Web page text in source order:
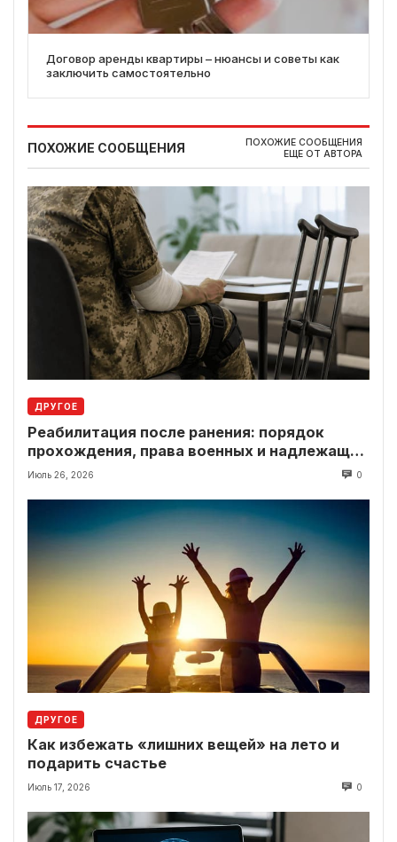
Договор аренды квартиры – нюансы и советы как
заключить самостоятельно
ПОХОЖИЕ СООБЩЕНИЯ
ПОХОЖИЕ СООБЩЕНИЯ
ЕЩЕ ОТ АВТОРА
ДРУГОЕ
Реабилитация после ранения: порядок
прохождения, права военных и надлежащие
выплаты
Июль 26, 2026 0
ДРУГОЕ
Как избежать «лишних вещей» на лето и
подарить счастье
Июль 17, 2026 0